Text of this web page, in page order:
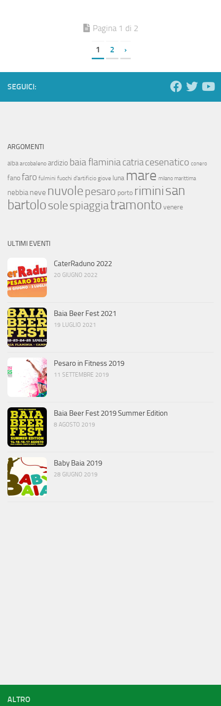
Pagina 1 di 2
1 2 ›
SEGUICI:
ARGOMENTI
alba arcobaleno ardizio baia flaminiacatriacesenatico conero
fanofaro fulmini fuochi d'artificio giove luna mare milano marittima
nebbia neve nuvolepesaro porto riminisan
bartolosolespiaggiatramonto venere
ULTIMI EVENTI
CaterRaduno 2022
20 GIUGNO 2022
Baia Beer Fest 2021
19 LUGLIO 2021
Pesaro in Fitness 2019
11 SETTEMBRE 2019
Baia Beer Fest 2019 Summer Edition
8 AGOSTO 2019
Baby Baia 2019
28 GIUGNO 2019
ALTRO